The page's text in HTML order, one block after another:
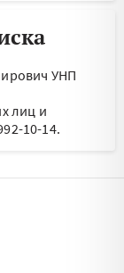
УНП
лиц и
10-14.